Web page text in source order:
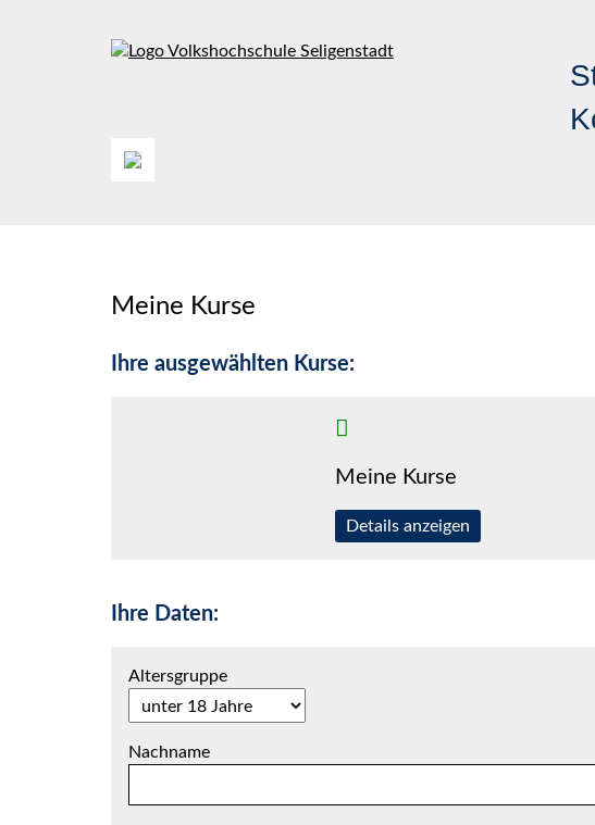
Meine Kurse
Ihre ausgewählten Kurse:
Meine Kurse
Details anzeigen
Ihre Daten:
Altersgruppe
Nachname